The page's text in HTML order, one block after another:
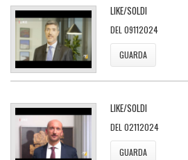
LIKE/SOLDI
DEL 09112024
GUARDA
LIKE/SOLDI
DEL 02112024
GUARDA